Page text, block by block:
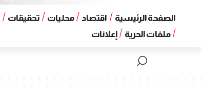
الصفحة الرئيسية اقتصاد محليات تحقيقات
ملفات الحرية
إعلانات